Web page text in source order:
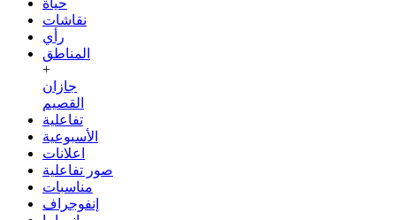
حياة
نقاشات
رأي
المناطق
+
جازان
القصيم
تفاعلية
الأسبوعية
اعلانات
صور تفاعلية
مناسبات
إنفوجراف